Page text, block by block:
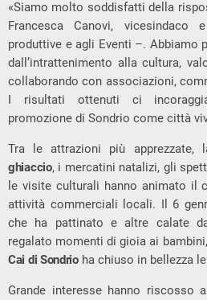
«Siamo molto soddisfatti della
Francesca Canovi,
produttive e agli Eventi –. Abbiamo
dall’intrattenimento alla cultura,
collaborando con associazioni,
I risultati ottenuti ci
promozione di Sondrio come città
Tra le attrazioni più apprezzate,
ghiaccio, i mercatini natalizi, gli
le visite culturali hanno animato il
attività commerciali locali. Il 6
che ha pattinato e altre calate
regalato momenti di gioia ai
Cai di Sondrioha chiuso in bellezza
Grande interesse hanno riscosso